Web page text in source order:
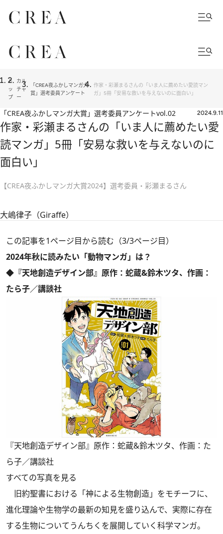
ト
ッ
プ
カル
チャ
ー
「CREA夜ふかしマンガ大
賞」選考委員アンケート
作家・彩瀬まるさんの「いま人に薦めたい愛読マン
ガ」5冊「安易な救いを与えないのに面白い」
「CREA夜ふかしマンガ大賞」選考委員アンケートvol.02 2024.9.11
作家・彩瀬まるさんの「いま人に薦めたい愛
読マンガ」5冊「安易な救いを与えないのに
面白い」
【CREA夜ふかしマンガ大賞2024】選考委員・彩瀬まるさん
大嶋律子（Giraffe）
この記事を1ページ目から読む（3/3ページ目）
2024年秋に読みたい「動物マンガ」は？
◆『天地創造デザイン部』原作：蛇蔵&鈴木ツタ、作画：
たら子／講談社
『天地創造デザイン部』原作：蛇蔵&鈴木ツタ、作画：た
ら子／講談社
すべての写真を見る
旧約聖書における「神による生物創造」をモチーフに、
進化理論や生物学の最新の知見を盛り込んで、実際に存在
する生物についてうんちくを展開していく科学マンガ。